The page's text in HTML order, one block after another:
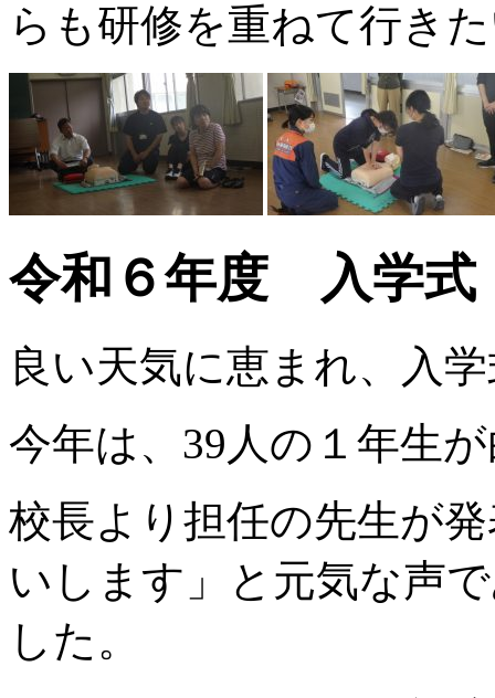
らも研修を重ねて行き
令和６年度 入学式
良い天気に恵まれ、入
今年は、39人の１年生
校長より担任の先生が
いします」と元気な声
した。